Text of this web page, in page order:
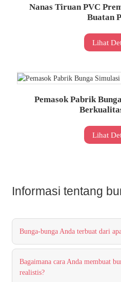
Nanas Tiruan PVC
Buatan
Lihat
Pemasok Pabrik
Lihat
Informasi tentang
Bunga-bunga Anda terbuat dari
Bagaimana cara Anda membuat
realistis?